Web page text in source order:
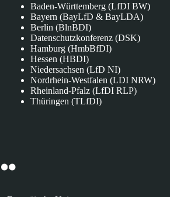
Baden-Württemberg (LfDI BW)
Bayern (BayLfD & BayLDA)
Berlin (BlnBDI)
Datenschutzkonferenz (DSK)
Hamburg (HmbBfDI)
Hessen (HBDI)
Niedersachsen (LfD NI)
Nordrhein-Westfalen (LDI NRW)
Rheinland-Pfalz (LfDI RLP)
Thüringen (TLfDI)